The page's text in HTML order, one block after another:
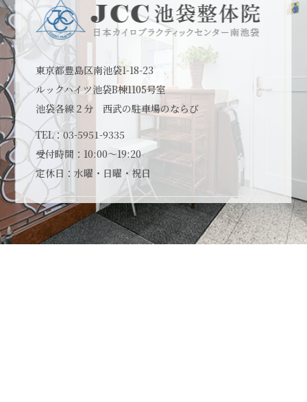
東京都豊島区南池袋1-18-23
ルックハイツ池袋B棟1105号室
池袋各線２分 西武の駐車場のならび
TEL：03-5951-9335
受付時間：10:00～19:20
定休日：水曜・日曜・祝日